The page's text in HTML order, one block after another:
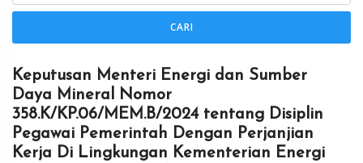
CARI
Keputusan Menteri Energi dan Sumber
Daya Mineral Nomor
358.K/KP.06/MEM.B/2024 tentang Disiplin
Pegawai Pemerintah Dengan Perjanjian
Kerja Di Lingkungan Kementerian Energi